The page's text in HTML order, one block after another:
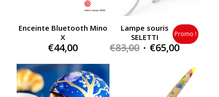
Enceinte Bluetooth Mino
X
€44,00
Lampe souris
SELETTI
€83,00 Original
€65,00Current
is:
€65,00.
Promo !